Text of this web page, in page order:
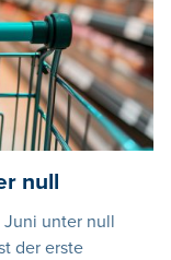
null
Juni unter null
der erste